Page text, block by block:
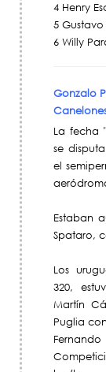
4 Henry
5
6 Willy
Gonzalo
La fecha
se
el
Estaban
Spataro,
Los
320,
Martín
Puglia